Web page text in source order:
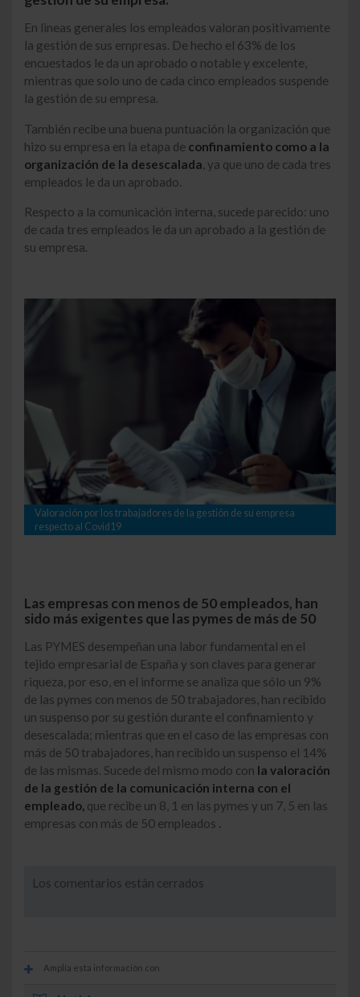
En lineas generales los empleados valoran positivamente
la gestión de sus empresas. De hecho el 63% de los
encuestados le da un aprobado o notable y excelente,
mientras que solo uno de cada cinco empleados suspende
la gestión de su empresa.
También recibe una buena puntuación la organización que
hizo su empresa en la etapa de confinamiento como a la
organización de la desescalada , ya que uno de cada tres
empleados le da un aprobado.
Respecto a la comunicación interna, sucede parecido: uno
de cada tres empleados le da un aprobado a la gestión de
su empresa.
Valoración por los trabajadores de la gestión de su empresa
respecto al Covid19
Las empresas con menos de 50 empleados, han
sido más exigentes que las pymes de más de 50
Las PYMES desempeñan una labor fundamental en el
tejido empresarial de España y son claves para generar
riqueza, por eso, en el informe se analiza que sólo un 9%
de las pymes con menos de 50 trabajadores, han recibido
un suspenso por su gestión durante el confinamiento y
desescalada; mientras que en el caso de las empresas con
más de 50 trabajadores, han recibido un suspenso el 14%
de las mismas. Sucede del mismo modo con la valoración
de la gestión de la comunicación interna con el
empleado, que recibe un 8, 1 en las pymes y un 7, 5 en las
empresas con más de 50 empleados .
Los comentarios están cerrados
Amplía esta información con